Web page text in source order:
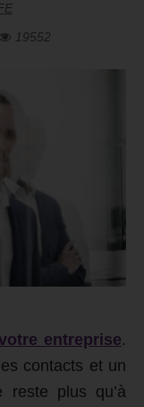
19552
entreprise.
contacts et un
plus qu’à